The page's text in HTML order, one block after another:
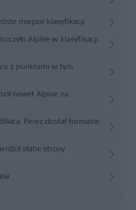
miejsce klasyfikacji
Alpine w klasyfikacji
z punktami w tym
nawet Alpine na
Perez dostał formalne
słabe strony